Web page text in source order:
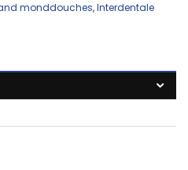
monddouches,Interdentale